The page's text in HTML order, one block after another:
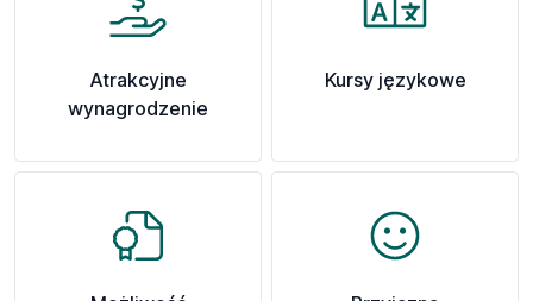
Atrakcyjne
wynagrodzenie
Kursy językowe